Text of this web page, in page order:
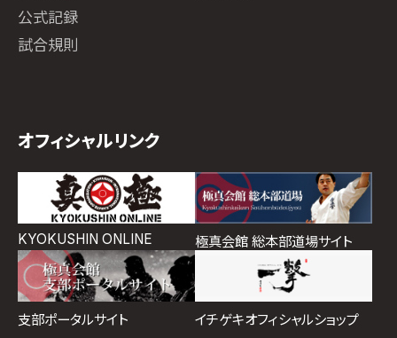
公式記録
試合規則
オフィシャルリンク
KYOKUSHIN ONLINE 極真会館 総本部道場サイト
支部ポータルサイト イチゲキオフィシャルショップ